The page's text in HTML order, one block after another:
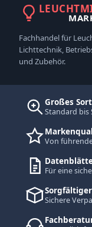
Fachhandel für
Lichttechnik,
und Zubehör.
Großes
Standard bis
Von
Für eine
Sichere